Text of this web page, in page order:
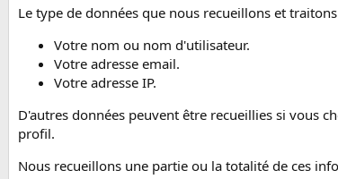
Le type de données que nous recueillons et
Votre nom ou nom d'utilisateur.
Votre adresse email.
Votre adresse IP.
D'autres données peuvent être recueillies si vous
profil.
Nous recueillons une partie ou la totalité de ces